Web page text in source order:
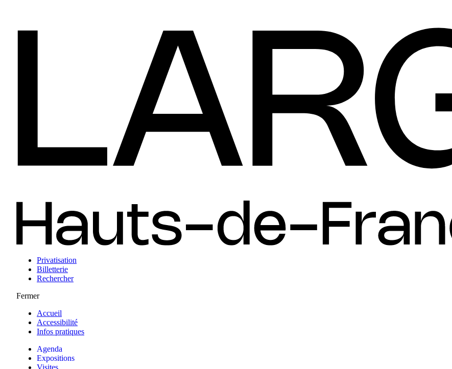
Privatisation
Billetterie
Rechercher
Fermer
Accueil
Accessibilité
Infos pratiques
Agenda
Expositions